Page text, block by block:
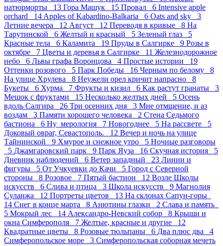
натюрморты 13 Гора Машук 15 Провал 6 Intensive apple
orchard 14 Apples of Kabardino-Balkaria 6 Oats and sky 3
Летние вечера 12 Август 12 Переводя в кривые 8 На
Тарутинской 6 Желтый и красный 5 Зеленый глаз 5
Красные тела 6 Каламита 19 Пруды в Салгирке 9 Розы в
октябре 7 Цветы и деревья в Салгирке 11 Железнодорожное
небо 6 Львы графа Воронцова 4 Простые истории 19
Оттенки розового 5 Парк Победы 16 Черным по белому 8
На улице Хрулева 8 Неужели орел кричит напрасно 8
Букеты 6 Хурма 7 Фрукты и кизил 6 Как растут гранаты 3
Мешок с фруктами 15 Несколько желтых дней 5 Осень
вдоль Салгира 26 Три осенних дня 3 Мне отмщение, и аз
воздам 3 Памяти хорошего человека 2 Стена Седьмого
бастиона 6 Ну_мерология 7 Новогоднее 5 На рассвете 5
Доковый овраг, Севастополь. 12 Вечер и ночь на улице
Тайнинской 9 Хмурое и снежное утро 5 Ночные разговоры
5 Джамгаровский парк 9 Парк Яуза 16 Скучная история 5
Дневник наблюдений 6 Ветер западный 23 Линии и
фигуры 5 От Учкуевки до Качи 5 Город с Северной
стороны 8 Розовое 7 Пятый бастион 12 Возле Школы
искусств 6 Слива и птица 3 Школа искусств 9 Магнолия
Суланжа 12 Портреты цветов 13 На склонах Сапун-горы
14 Снег в конце марта 8 Анютины глазки 2 Слава и память
5 Мокрый лес 14 Александро-Невский собор 8 Крыши и
окна Симферополя 7 Желтые, красные и другие 12
Квадратные цветы 8 Розовые тюльпаны 6 Два плюс два 4
Симферопольское море 3 Симферопольская соборная мечеть